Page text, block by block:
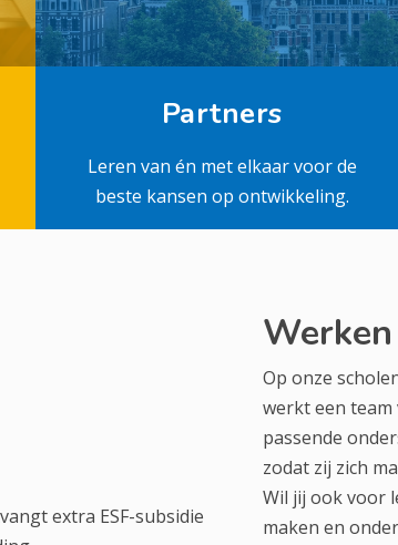
Partners
Leren van én met elkaar voor de
beste kansen op ontwikkeling.
extra ESF-subsidie
Op onze
werkt een team
passende
zodat zij zich
Wil jij ook voor
maken en